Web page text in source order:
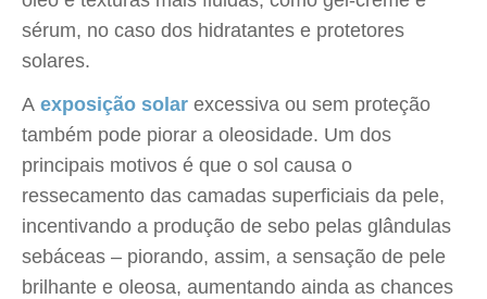
sérum, no caso dos hidratantes e protetores
solares.
A exposição solar excessiva ou sem proteção
também pode piorar a oleosidade. Um dos
principais motivos é que o sol causa o
ressecamento das camadas superficiais da pele,
incentivando a produção de sebo pelas glândulas
sebáceas – piorando, assim, a sensação de pele
brilhante e oleosa, aumentando ainda as chances